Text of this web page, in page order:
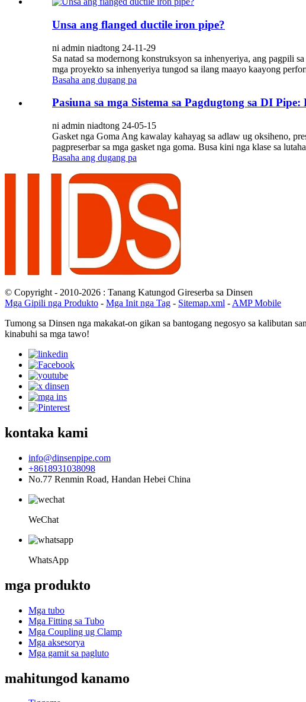
Unsa ang flanged ductile iron pipe?
ni admin niadtong 24-11-29
Sa natad sa modernong konstruksyon sa inhenyeriya, ang pagpili
mga proyekto sa inhenyeriya tungod sa ilang maayo kaayong
Basaha ang dugang pa
Pasiuna sa mga Sistema sa Pagdugtong sa DI Pipe:
ni admin niadtong 24-05-15
Gasket nga Goma Ang kawalay kahayag sa adlaw ug oksiheno,
pagpreserbar sa mga gasket nga goma. Busa kini nga klase sa
Basaha ang dugang pa
© Copyright - 2010-2026 : Tanang Katungod Gireserba sa Dinsen
Mga Gipili nga Produkto - Mga Init nga Tag - Sitemap.xml - AMP Mobile
Tumong sa Dinsen nga makakat-on gikan sa bantogang negosyo sa kalibutan
kinabuhi sa mga tawo!
kontaka kami
info@dinsenpipe.com
+8618931038098
No.77 Renmin Road, Handan Hebei China
WeChat
WhatsApp
mga produkto
Mga tubo
Mga Fitting sa Tubo
Mga Coupling ug Clamp
Mga aksesorya
Mga gamit sa pagluto
mahitungod kanamo